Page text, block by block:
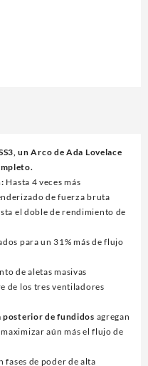
un Arco de Ada Lovelace
Hasta 4 veces más
de fuerza bruta
el doble de rendimiento de
para un 31% más de flujo
de aletas masivas
de los tres ventiladores
posterior de fundidos agregan
aún más el flujo de
fases de poder de alta